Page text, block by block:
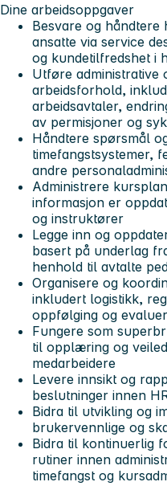
Dine arbeidsoppgaver
Besvare og
ansatte via service
og kundetilfredshet i
Utføre administrative
arbeidsforhold,
arbeidsavtaler,
av permisjoner og
Håndtere spørsmål
timefangstsystemer,
andre
Administrere
informasjon er
og instruktører
Legge inn og
basert på underlag
henhold til avtalte
Organisere og
inkludert logistikk,
oppfølging og
Fungere som
til opplæring og
medarbeidere
Levere innsikt og
beslutninger innen
Bidra til utvikling og
brukervennlige og
Bidra til kontinuerlig
rutiner innen
timefangst og